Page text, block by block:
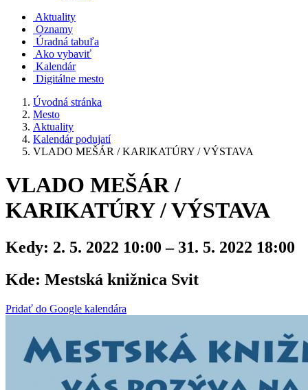
Aktuality
Oznamy
Úradná tabuľa
Ako vybaviť
Kalendár
Digitálne mesto
Úvodná stránka
Mesto
Aktuality
Kalendár podujatí
VLADO MEŠÁR / KARIKATÚRY / VÝSTAVA
VLADO MEŠÁR /
KARIKATÚRY / VÝSTAVA
Kedy: 2. 5. 2022 10:00 – 31. 5. 2022 18:00
Kde: Mestská knižnica Svit
Pridať do Google kalendára